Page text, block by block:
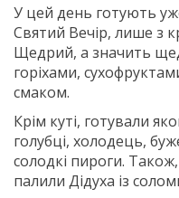
У цей день готують
Святий Вечір, лише з
Щедрий, а значить
горіхами,
смаком.
Крім куті, готували
голубці, холодець,
солодкі пироги.
палили Дідуха із